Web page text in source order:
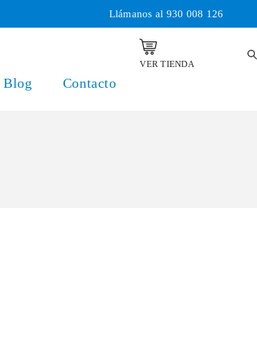
Llámanos al 930 008 126
Blog Contacto
VER TIENDA